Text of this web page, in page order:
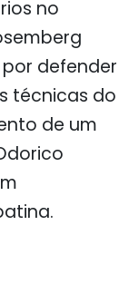
no
defender
técnicas do
de um